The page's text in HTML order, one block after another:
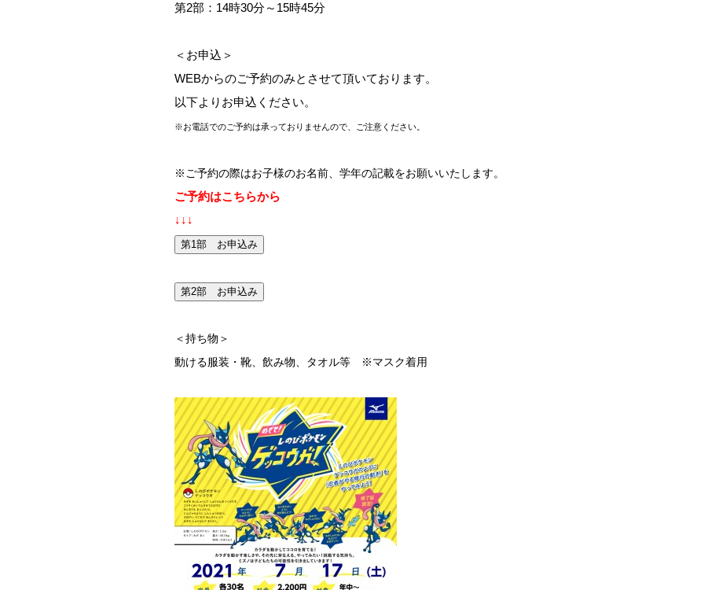
第2部：14時30分～15時45分
＜お申込＞
WEBからのご予約のみとさせて頂いております。
以下よりお申込ください。
※お電話でのご予約は承っておりませんので、ご注意ください。
※ご予約の際はお子様のお名前、学年の記載をお願いいたします。
ご予約はこちらから
↓↓↓
第1部 お申込み
第2部 お申込み
＜持ち物＞
動ける服装・靴、飲み物、タオル等 ※マスク着用